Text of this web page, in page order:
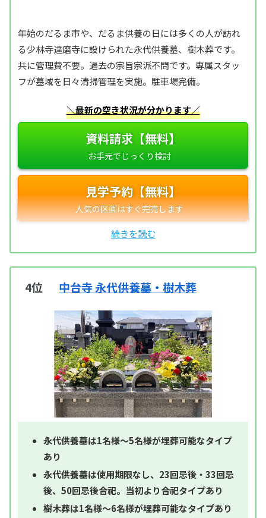
年始のだるま市や、だるま供養の日には多くの人が訪れ
る少林寺達磨寺に設けられた永代供養墓、樹木葬です。
共に管理費不要。過去の宗旨宗派不問です。専属スタッ
フが墓域を日々清掃管理を実施。駐車場完備。
＼最新の空き状況が分かります／
資料請求【無料】
見学予約【無料】
4位 中台寺 永代供養墓・樹木葬
永代供養墓は1名様～5名様が埋葬可能なタイプ
あり
永代供養墓は使用期限なし、23回忌後・33回忌
後、50回忌後合祀。当初より合祀タイプあり
樹木葬は1名様～6名様が埋葬可能なタイプあり